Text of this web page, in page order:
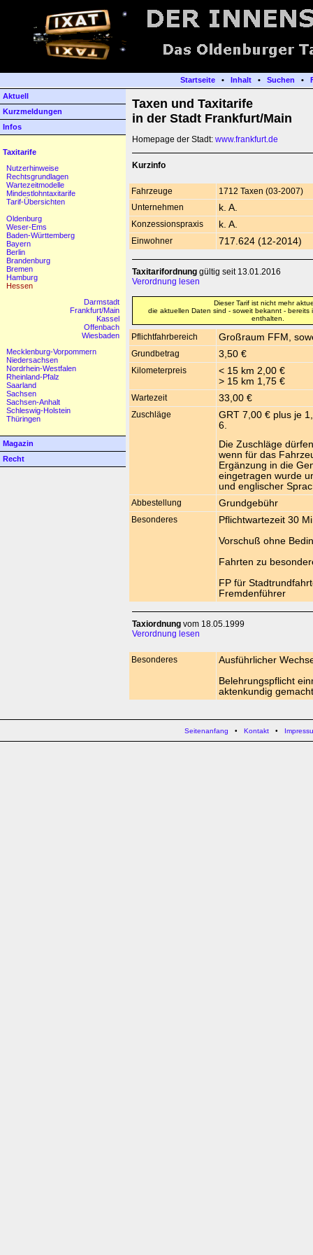
Startseite• Inhalt• Suchen •
Aktuell
Kurzmeldungen
Infos
Taxitarife
Nutzerhinweise
Rechtsgrundlagen
Wartezeitmodelle
Mindestlohntaxitarife
Tarif-Übersichten
Oldenburg
Weser-Ems
Baden-Württemberg
Bayern
Berlin
Brandenburg
Bremen
Hamburg
Hessen
Darmstadt
Frankfurt/Main
Kassel
Offenbach
Wiesbaden
Mecklenburg-Vorpommern
Niedersachsen
Nordrhein-Westfalen
Rheinland-Pfalz
Saarland
Sachsen
Sachsen-Anhalt
Schleswig-Holstein
Thüringen
Magazin
Recht
Taxen und Taxitarife
in der Stadt Frankfurt/Main
Homepage der Stadt: www.frankfurt.de
Kurzinfo
Fahrzeuge
1712 Taxen (03-2007)
Unternehmen
k. A.
Konzessionspraxis k. A.
Einwohner 717.624 (12-2014)
Taxitarifordnung gültig seit 13.01.2016
Verordnung lesen
Dieser Tarif ist nicht mehr
die aktuellen Daten sind - soweit bekannt -
enthalten.
Pflichtfahrbereich Großraum FFM,
Grundbetrag 3,50 €
Kilometerpreis
< 15 km 2,00 €
> 15 km 1,75 €
Wartezeit 33,00 €
Zuschläge
GRT 7,00 € plus je
6.
Die Zuschläge
wenn für das
Ergänzung in die
eingetragen wurde
und englischer
Abbestellung Grundgebühr
Besonderes
Pflichtwartezeit 30
Vorschuß ohne
Fahrten zu
FP für
Fremdenführer
Taxiordnung vom 18.05.1999
Verordnung lesen
Besonderes
Ausführlicher
Belehrungspflicht
aktenkundig
Seitenanfang • Kontakt•